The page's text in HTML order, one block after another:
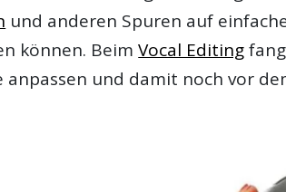
und anderen Spuren auf
können. BeimVocal Editing
und damit noch vor